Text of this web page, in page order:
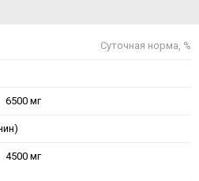
Суточная норма, %
6500 мг
4500 мг